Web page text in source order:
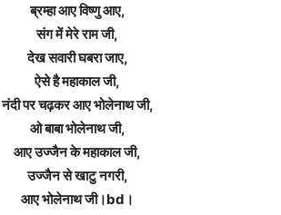
ब्रम्हा आए विष्णु आए,
संग में मेरे राम जी,
देख सवारी घबरा जाए,
ऐसे है महाकाल जी,
नंदी पर चढ़कर आए भोलेनाथ जी,
ओ बाबा भोलेनाथ जी,
आए उज्जैन के महाकाल जी,
उज्जैन से खाटु नगरी,
आए भोलेनाथ जी।bd।